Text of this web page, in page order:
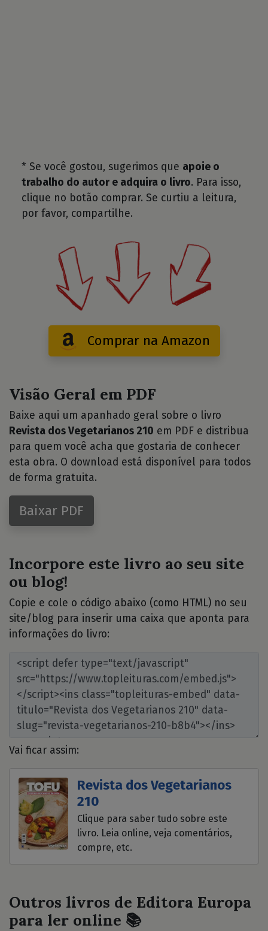
* Se você gostou, sugerimos que apoie o
trabalho do autor e adquira o livro. Para isso,
clique no botão comprar. Se curtiu a leitura,
por favor, compartilhe.
Comprar na Amazon
Visão Geral em PDF
Baixe aqui um apanhado geral sobre o livro
Revista dos Vegetarianos 210 em PDF e distribua
para quem você acha que gostaria de conhecer
esta obra. O download está disponível para todos
de forma gratuita.
Baixar PDF
Incorpore este livro ao seu site
ou blog!
Copie e cole o código abaixo (como HTML) no seu
site/blog para inserir uma caixa que aponta para
informações do livro:
Vai ficar assim:
Revista dos Vegetarianos
210
Clique para saber tudo sobre este
livro. Leia online, veja comentários,
compre, etc.
Outros livros de Editora Europa
para ler online 📚